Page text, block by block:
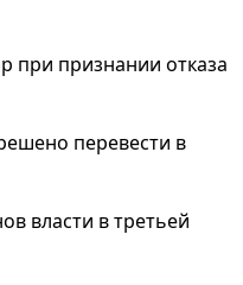
при признании отказа
перевести в
власти в третьей